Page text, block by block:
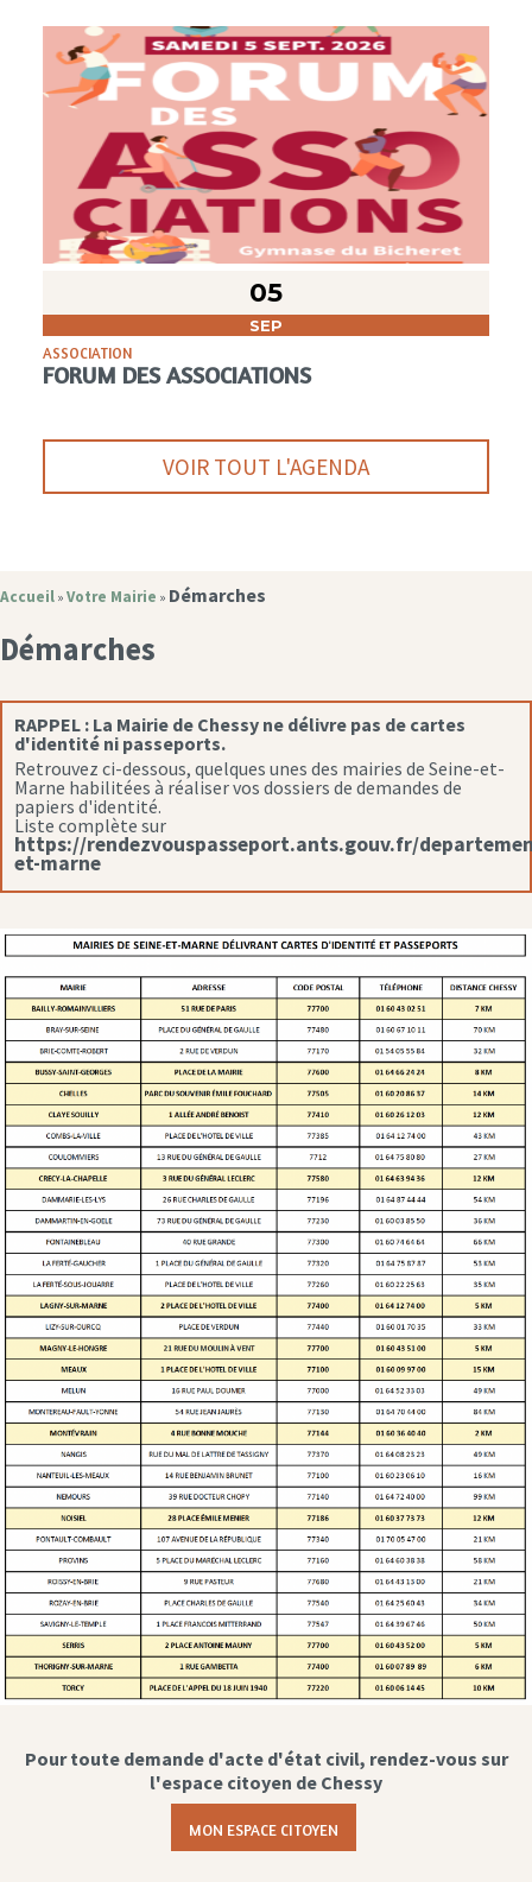
05
SEP
ASSOCIATION
FORUM DES ASSOCIATIONS
VOIR TOUT L'AGENDA
Accueil » Votre Mairie » Démarches
Démarches
RAPPEL : La Mairie de Chessy ne délivre pas de cartes
d'identité ni passeports.
Retrouvez ci-dessous, quelques unes des mairies de Seine-et-
Marne habilitées à réaliser vos dossiers de demandes de
papiers d'identité.
Liste complète sur
https://rendezvouspasseport.ants.gouv.fr/
et-marne
Pour toute demande d'acte d'état civil, rendez-vous sur
l'espace citoyen de Chessy
MON ESPACE CITOYEN